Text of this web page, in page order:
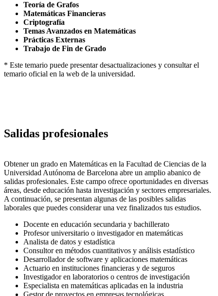
Teoría de Grafos
Matemáticas Financieras
Criptografía
Temas Avanzados en Matemáticas
Prácticas Externas
Trabajo de Fin de Grado
* Este temario puede presentar desactualizaciones y consultar el
temario oficial en la web de la universidad.
Salidas profesionales
Obtener un grado en Matemáticas en la Facultad de Ciencias de la
Universidad Autónoma de Barcelona abre un amplio abanico de
salidas profesionales. Este campo ofrece oportunidades en diversas
áreas, desde educación hasta investigación y sectores empresariales.
A continuación, se presentan algunas de las posibles salidas
laborales que puedes considerar una vez finalizados tus estudios.
Docente en educación secundaria y bachillerato
Profesor universitario o investigador en matemáticas
Analista de datos y estadística
Consultor en métodos cuantitativos y análisis estadístico
Desarrollador de software y aplicaciones matemáticas
Actuario en instituciones financieras y de seguros
Investigador en laboratorios o centros de investigación
Especialista en matemáticas aplicadas en la industria